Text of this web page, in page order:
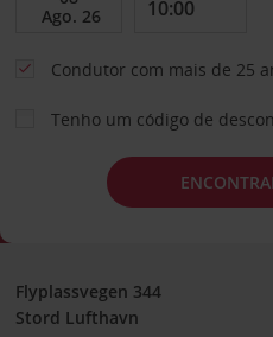
Condutor com mais de 25
Tenho um código de
Flyplassvegen 344
Stord Lufthavn